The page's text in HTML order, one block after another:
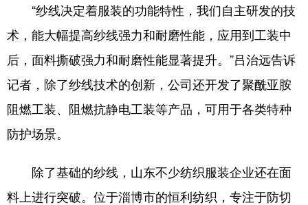
“纱线决定着服装的功能特性，我们自主研发的技
术，能大幅提高纱线强力和耐磨性能，应用到工装中
后，面料撕破强力和耐磨性能显著提升。”吕治远告诉
记者，除了纱线技术的创新，公司还开发了聚酰亚胺
阻燃工装、阻燃抗静电工装等产品，可用于各类特种
防护场景。
除了基础的纱线，山东不少纺织服装企业还在面
料上进行突破。位于淄博市的恒利纺织，专注于防切